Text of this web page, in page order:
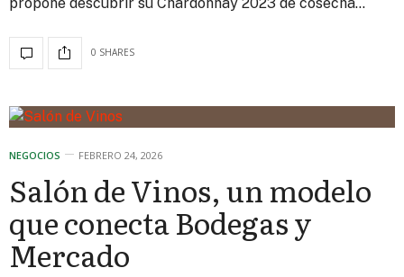
0 SHARES
NEGOCIOS FEBRERO 24, 2026
Salón de Vinos, un modelo
que conecta Bodegas y
Mercado